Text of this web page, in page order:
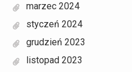
marzec 2024
styczeń 2024
grudzień 2023
listopad 2023